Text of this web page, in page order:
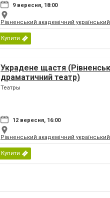
9 вересня, 18:00
Рівненський академічний
Купити
Украдене щастя
драматичний театр)
Театры
12 вересня, 16:00
Рівненський академічний
Купити